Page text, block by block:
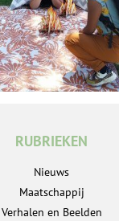
RUBRIEKEN
Nieuws
Maatschappij
Verhalen en Beelden